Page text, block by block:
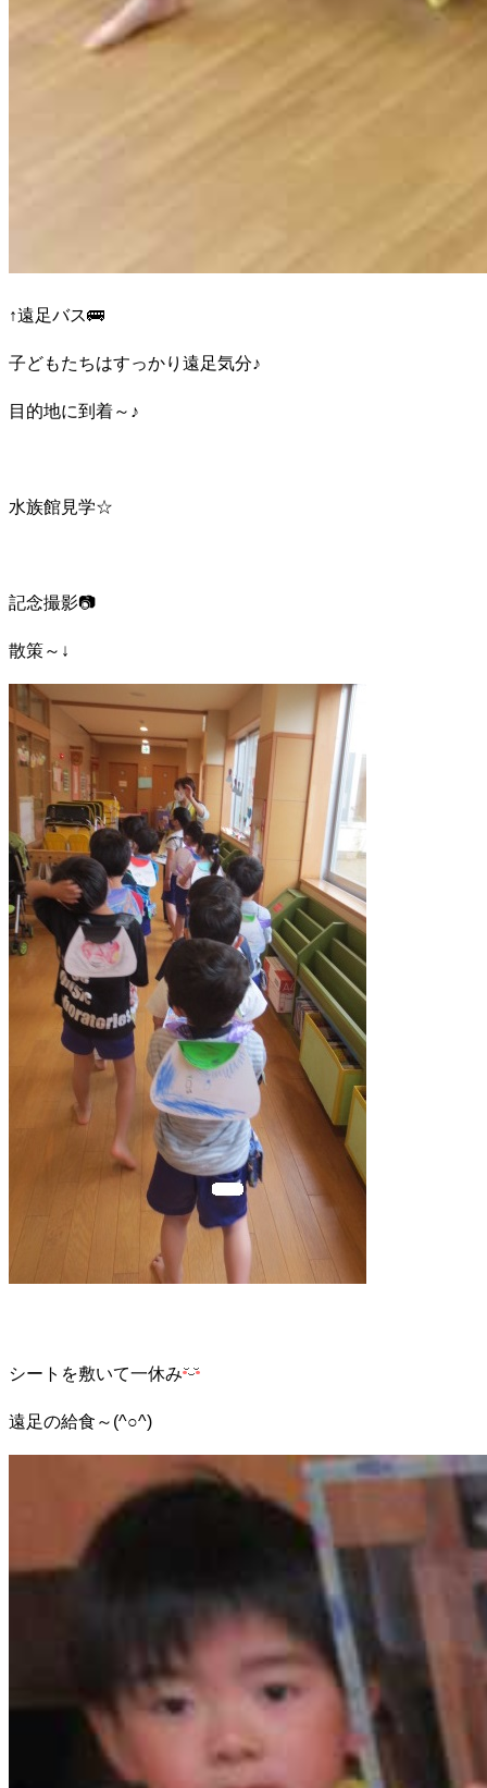
↑遠足バス🚌
子どもたちはすっかり遠足気分♪
目的地に到着～♪
水族館見学☆
記念撮影📷
散策～↓
シートを敷いて一休み
遠足の給食～(^○^)